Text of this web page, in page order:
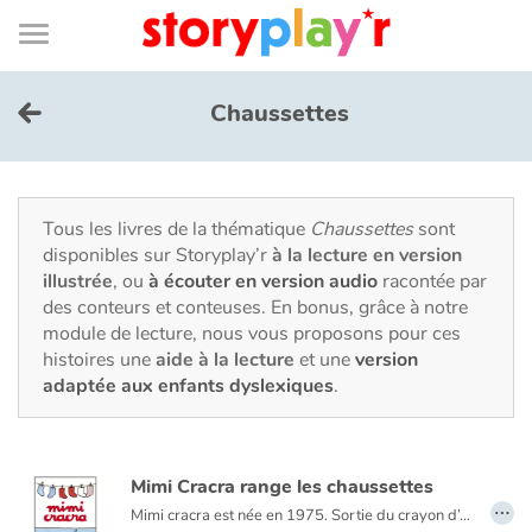
Connexion
Bibliothèque
de
page
Menu
Je me connecte
Tester gratuitement
Bibliothèque
Prix
Contes d'ici et d'ailleurs
Chaussettes
Tous les livres de la thématique Chaussettessont
disponibles sur Storyplay’rà la lecture en version
illustrée, ou à écouter en version audio racontée par
des conteurs et conteuses. En bonus, grâce à notre
module de lecture, nous vous proposons pour ces
histoires uneaide à la lecture et uneversion
adaptée aux enfants dyslexiques.
Mimi Cracra range les chaussettes
Mimi cracra est née en 1975. Sortie du crayon d’Agnès Rosenstiehl pour le magazine “Pomme d’api”, cette petite fille aux joues roses et cheveux bruns à laquelle il est facile de s’identifier nous entraîne avec humour dans ses aventures quotidiennes. …